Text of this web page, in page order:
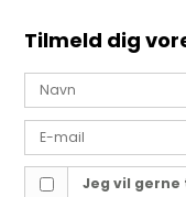
Tilmeld dig
Jeg vil